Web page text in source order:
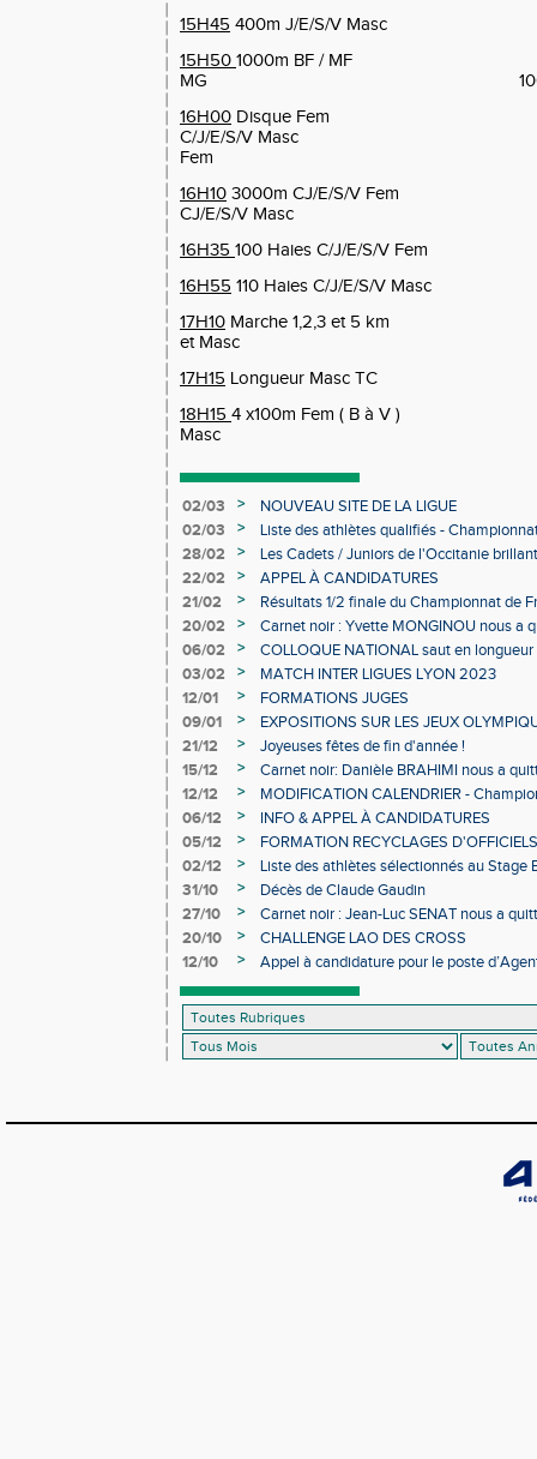
15H45 400m J/E/S/V Masc
15H50 1000m BF / MF
MG 1000m C/J/E/
16H00 Disque Fem
C/J/E/S/V Masc
Fem Poids
16H10 3000m CJ/E/S/V
CJ/E/S/V Masc
16H35 100 Haies C/J/E/S/V Fem
16H55 110 Haies C/J/E/S/V Masc
17H10 Marche 1,2,3 et 5 km
et Masc
17H15 Longueur Masc TC
18H15 4 x100m Fem ( B à
Masc
02/03 >
NOUVEAU SITE DE LA LIGUE
02/03
>
Liste des athlètes qualifiés -
Individuels en salle
28/02 >
Les Cadets / Juniors de l'Occitanie
22/02
>
APPEL À CANDIDATURES
21/02
>
Résultats 1/2 finale du Championnat de
20/02
>
Carnet noir : Yvette MONGINOU nous a
06/02
>
COLLOQUE NATIONAL saut en
03/02
>
MATCH INTER LIGUES LYON 2023
12/01
>
FORMATIONS JUGES
09/01
>
EXPOSITIONS SUR LES JEUX
21/12
>
Joyeuses fêtes de fin d'année !
15/12
>
Carnet noir: Danièle BRAHIMI nous a
12/12
>
MODIFICATION CALENDRIER -
06/12
>
INFO & APPEL À CANDIDATURES
05/12
>
FORMATION RECYCLAGES D'OFFICIELS
02/12
>
Liste des athlètes sélectionnés au Stage
31/10
>
Décès de Claude Gaudin
27/10
>
Carnet noir : Jean-Luc SENAT nous a
20/10
>
CHALLENGE LAO DES CROSS
12/10
>
Appel à candidature pour le poste